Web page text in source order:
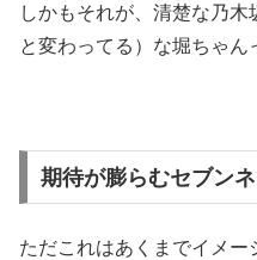
しかもそれが、清楚な乃
と変わってる）な堀ちゃん
期待が膨らむセブン
ただこれはあくまでイメ